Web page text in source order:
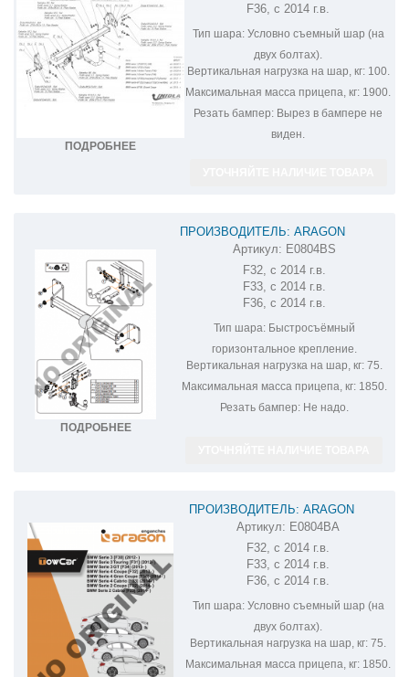
ПОДРОБНЕЕ
F36, с 2014 г.в.
Тип шара:Условно съемный шар (на
двух болтах).
Вертикальная нагрузка на шар, кг:100.
Максимальная масса прицепа, кг: 1900.
Резать бампер: Вырез в бампере не
виден.
ПОДРОБНЕЕ
ПРОИЗВОДИТЕЛЬ: ARAGON
ФАРКОП НА BMW 4 E0804BS
Артикул: E0804BS
F32, с 2014 г.в.
F33, с 2014 г.в.
F36, с 2014 г.в.
Тип шара:Быстросъёмный
горизонтальное крепление.
Вертикальная нагрузка на шар, кг:75.
Максимальная масса прицепа, кг:1850.
Резать бампер:Не надо.
ПРОИЗВОДИТЕЛЬ: ARAGON
ФАРКОП НА BMW 4 E0804BA
Артикул: E0804BA
F32, с 2014 г.в.
F33, с 2014 г.в.
F36, с 2014 г.в.
Тип шара:Условно съемный шар (на
двух болтах).
Вертикальная нагрузка на шар, кг: 75.
Максимальная масса прицепа, кг: 1850.